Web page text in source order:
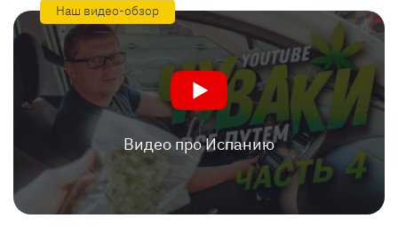
Наш видео-обзор
Видео про Испанию